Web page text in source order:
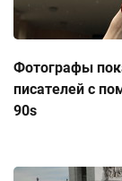
Фотографы
писателей с
90s